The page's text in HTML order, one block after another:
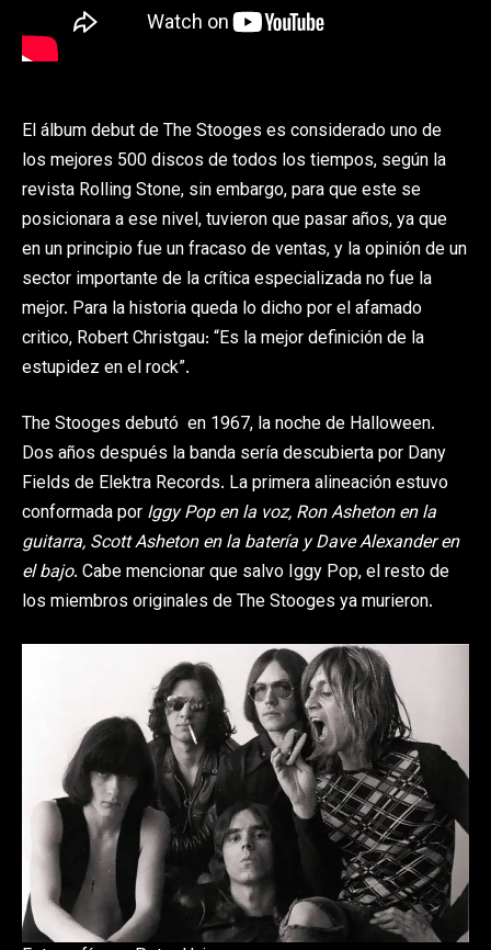
El álbum debut de The Stooges es considerado uno de
los mejores 500 discos de todos los tiempos, según la
revista Rolling Stone, sin embargo, para que este se
posicionara a ese nivel, tuvieron que pasar años, ya que
en un principio fue un fracaso de ventas, y la opinión de un
sector importante de la crítica especializada no fue la
mejor. Para la historia queda lo dicho por el afamado
critico, Robert Christgau: “Es la mejor definición de la
estupidez en el rock”.
The Stooges debutó en 1967, la noche de Halloween.
Dos años después la banda sería descubierta por Dany
Fields de Elektra Records. La primera alineación estuvo
conformada por Iggy Pop en la voz, Ron Asheton en la
guitarra, Scott Asheton en la batería y Dave Alexander en
el bajo. Cabe mencionar que salvo Iggy Pop, el resto de
los miembros originales de The Stooges ya murieron.